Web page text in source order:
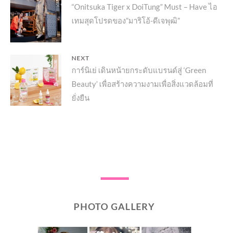
เรื่อง
Previous
post:
“Onitsuka Tiger x DoiTung” Must – Have ไอ
เทมสุดโปรดของ”มาริโอ้-ดีเจพุฒิ” ​
NEXT
Next
post:
การ์นิเย่ เดินหน้ายกระดับแบรนด์สู่ ‘Green
Beauty’ เพื่อสร้างความงามเพื่อสิ่งแวดล้อมที่
ยั่งยืน
PHOTO GALLERY